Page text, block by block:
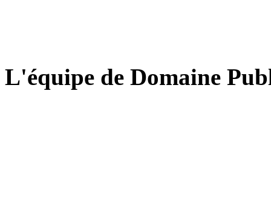
L'équipe de Domaine